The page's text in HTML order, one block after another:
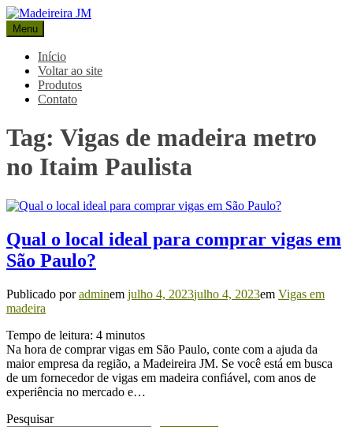
Pular
para
o
conteúdo
Madeireira JM
Blog Madeireira JM
Menu
Início
Voltar ao site
Produtos
Contato
Tag: Vigas de madeira metro
no Itaim Paulista
Qual o local ideal para comprar vigas em
São Paulo?
Publicado poradminem julho 4, 2023julho 4, 2023em Vigas em
madeira
Tempo de leitura: 4 minutos
Na hora de comprar vigas em São Paulo, conte com a ajuda da
maior empresa da região, a Madeireira JM. Se você está em busca
de um fornecedor de vigas em madeira confiável, com anos de
experiência no mercado e…
Pesquisar